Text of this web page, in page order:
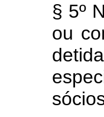
§ 5º
ou